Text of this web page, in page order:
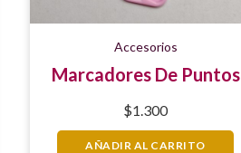
Accesorios
Marcadores De Puntos
$1.300
AÑADIR AL CARRITO